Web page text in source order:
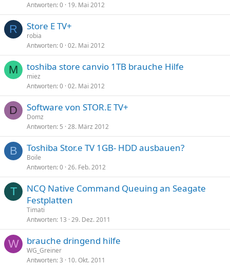
Antworten 0 19. Mai 2012
R Store E TV+
robia
Antworten 0 02. Mai 2012
M toshiba store canvio 1TB brauche Hilfe
miez
Antworten 0 02. Mai 2012
D Software von STOR.E TV+
Domz
Antworten 5 28. März 2012
B Toshiba Stor.e TV 1GB- HDD ausbauen?
Boile
Antworten 0 26. Feb. 2012
T
NCQ Native Command Queuing an Seagate
Festplatten
Timati
Antworten 13 29. Dez. 2011
W brauche dringend hilfe
WG_Greiner
Antworten 3 10. Okt. 2011